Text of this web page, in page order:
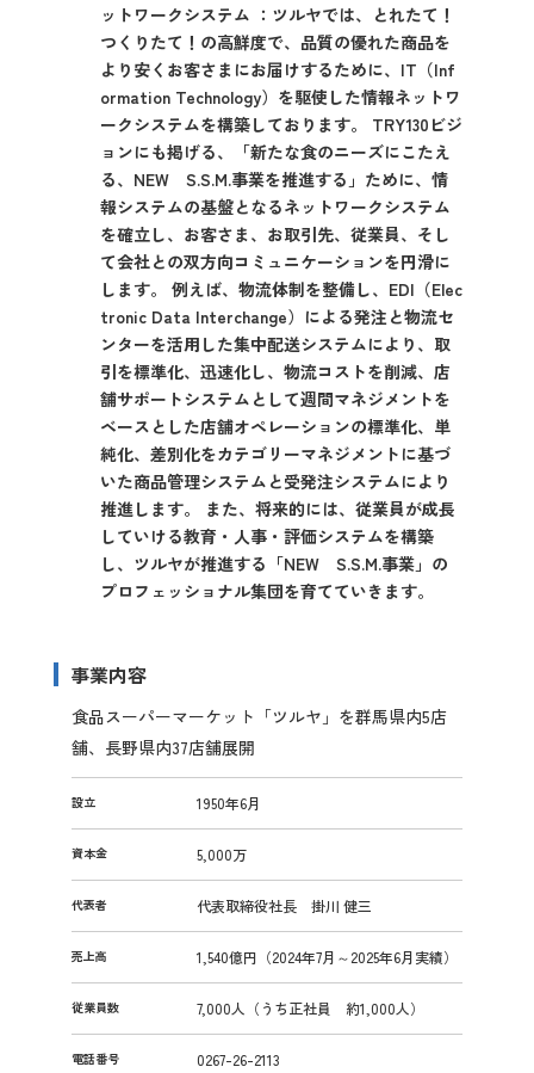
ットワークシステム ：ツルヤでは、とれたて！
つくりたて！の高鮮度で、品質の優れた商品を
より安くお客さまにお届けするために、IT（Inf
ormation Technology）を駆使した情報ネットワ
ークシステムを構築しております。 TRY130ビジ
ョンにも掲げる、「新たな食のニーズにこたえ
る、NEW S.S.M.事業を推進する」ために、情
報システムの基盤となるネットワークシステム
を確立し、お客さま、お取引先、従業員、そし
て会社との双方向コミュニケーションを円滑に
します。 例えば、物流体制を整備し、EDI（Elec
tronic Data Interchange）による発注と物流セ
ンターを活用した集中配送システムにより、取
引を標準化、迅速化し、物流コストを削減、店
舗サポートシステムとして週間マネジメントを
ベースとした店舗オペレーションの標準化、単
純化、差別化をカテゴリーマネジメントに基づ
いた商品管理システムと受発注システムにより
推進します。 また、将来的には、従業員が成長
していける教育・人事・評価システムを構築
し、ツルヤが推進する「NEW S.S.M.事業」の
プロフェッショナル集団を育てていきます。
事業内容
食品スーパーマーケット「ツルヤ」を群馬県内5店
舗、長野県内37店舗展開
設立 1950年6月
資本金 5,000万
代表者 代表取締役社長 掛川 健三
売上高 1,540億円（2024年7月～2025年6月実績）
従業員数 7,000人（うち正社員 約1,000人）
電話番号 0267-26-2113